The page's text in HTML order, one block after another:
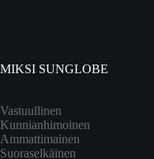
MIKSI SUNGLOBE
Vastuullinen
Kunnianhimoinen
Ammattimainen
Suoraselkäinen